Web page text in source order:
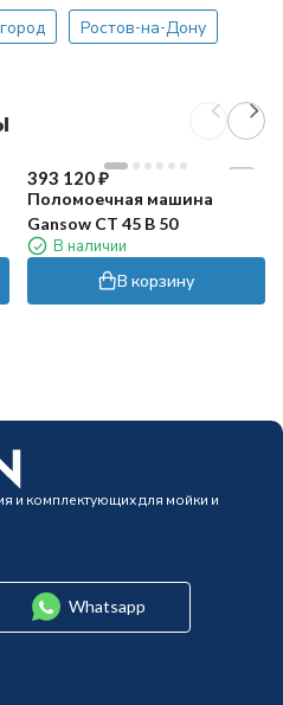
Ростов-на-Дону
393 120₽
Поломоечная машина
Gansow CT 45 B 50
В наличии
В корзину
и комплектующих для мойки и
Whatsapp